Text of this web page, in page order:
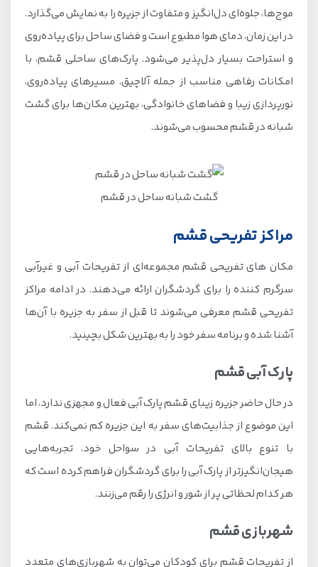
موج‌ها، جلوه‌ای دل‌انگیز و متفاوت از جزیره را به نمایش می‌گذارد.
در این زمان، دمای هوا مطبوع است و فضای ساحل برای پیاده‌روی
و استراحت بسیار دل‌پذیر می‌شود. پارک‌های ساحلی قشم، با
امکانات رفاهی مناسب از جمله آلاچیق، مسیرهای پیاده‌روی،
نورپردازی زیبا و فضاهای خانوادگی، بهترین مکان‌ها برای گشت
شبانه در قشم محسوب می‌شوند.
گشت شبانه ساحل در قشم
مراکز تفریحی قشم
مکان های تفریحی قشم مجموعه‌ای از تفریحات آبی و غیرآبی
سرگرم کننده را برای گردشگران ارائه می‌دهند. در ادامه مراکز
تفریحی قشم معرفی می‌شوند تا قبل از سفر به جزیره با آن‌ها
آشنا شده و برنامه سفر خود را به بهترین شکل بچینید.
پارک آبی قشم
در حال حاضر جزیره زیبای قشم پارک آبی فعال و مجهزی ندارد، اما
این موضوع از جذابیت‌های سفر به این جزیره کم نمی‌کند. قشم
با تنوع بالای تفریحات آبی در سواحل خود، تجربه‌هایی
هیجان‌انگیزتر از پارک آبی را برای گردشگران فراهم کرده است که
هر کدام لحظاتی پر از شور و انرژی را رقم می‌زنند.
شهربازی قشم
از تفریحات قشم برای کودکان می‌توان به شهربازی‌های متعدد